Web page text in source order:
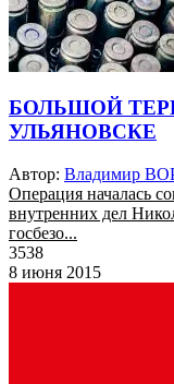
БОЛЬШОЙ
УЛЬЯНОВСКЕ
Автор: Владимир
Операция началась
внутренних дел
госбезо...
3538
8 июня 2015